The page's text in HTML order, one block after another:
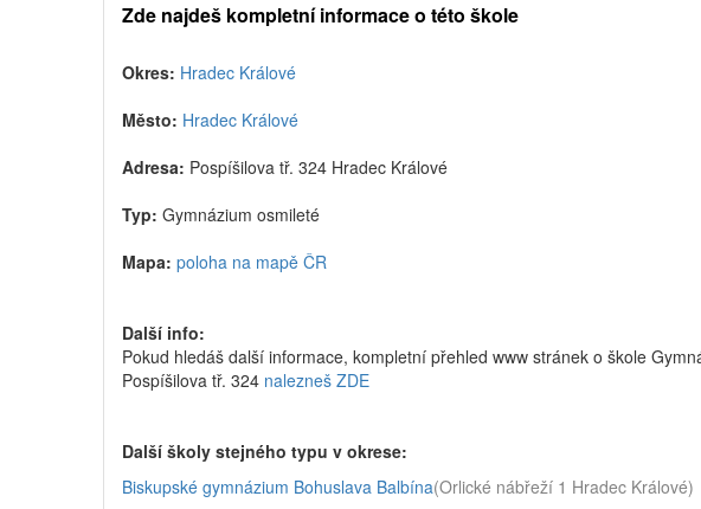
Zde najdeš kompletní informace o této škole
Okres: Hradec Králové
Město: Hradec Králové
Adresa: Pospíšilova tř. 324 Hradec Králové
Typ: Gymnázium osmileté
Mapa: poloha na mapě ČR
Další info:
Pokud hledáš další informace, kompletní přehled www stránek o škole
Pospíšilova tř. 324 nalezneš ZDE
Další školy stejného typu v okrese:
Biskupské gymnázium Bohuslava Balbína(Orlické nábřeží 1 Hradec Králové)